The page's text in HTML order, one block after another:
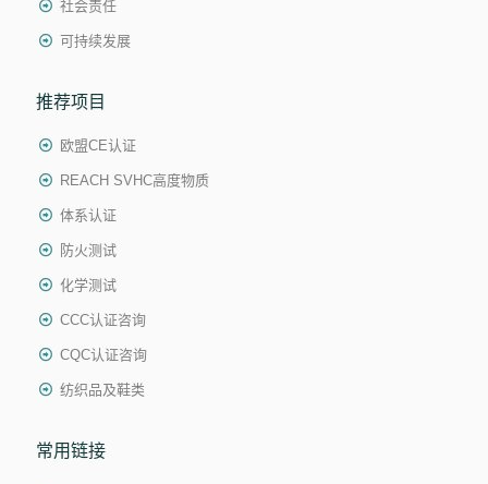
社会责任
可持续发展
推荐项目
欧盟CE认证
REACH SVHC高度物质
体系认证
防火测试
化学测试
CCC认证咨询
CQC认证咨询
纺织品及鞋类
常用链接